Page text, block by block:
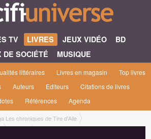
TV LIVRES JEUX VIDÉO
BD
DE SOCIÉTÉ
MUSIQUE
littéraires Livres en magasin
Top livres
Auteurs Editeurs
Citations de livres
Références Agenda
Les chroniques de Tire d'Aile
Editions